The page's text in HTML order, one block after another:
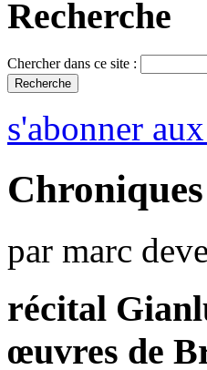
Recherche
Chercher dans ce site :
s'abonner
Chroniques
par marc
récital
œuvres de